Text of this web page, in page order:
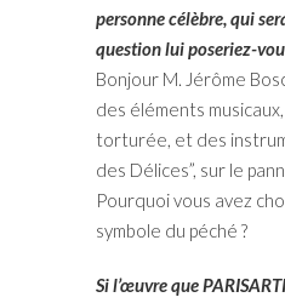
personne célèbre, qui
question lui poseriez-
Bonjour M. Jérôme
des éléments
torturée, et des
des Délices”, sur le
Pourquoi vous avez
symbole du péché ?
Si l’œuvre que